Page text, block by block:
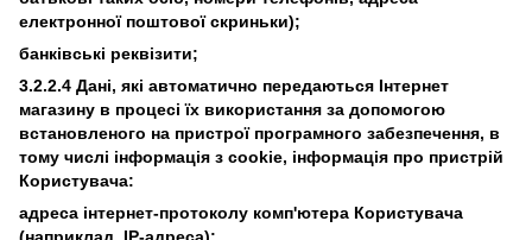
електронної поштової скриньки);
банківські реквізити;
3.2.2.4 Дані, які автоматично передаються Інтернет
магазину в процесі їх використання за допомогою
встановленого на пристрої програмного забезпечення, в
тому числі інформація з cookie, інформація про пристрій
Користувача:
адреса інтернет-протоколу комп'ютера Користувача